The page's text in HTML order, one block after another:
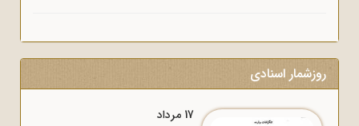
روزشمار اسنادی
17 مرداد